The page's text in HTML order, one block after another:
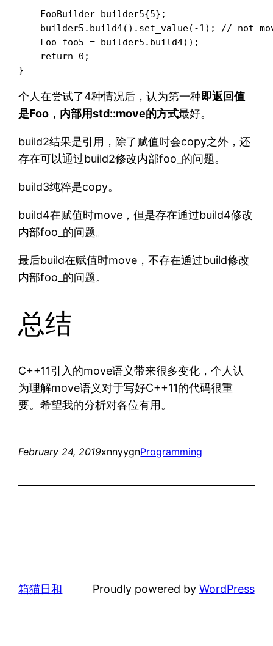
    FooBuilder builder5{5};
builder5.build4().set_value(-1); // not
    Foo foo5 = builder5.build4();
    return 0;
}
个人在尝试了4种情况后，认为第一种即返回值
是Foo，内部用std::move的方式最好。
build2结果是引用，除了赋值时会copy之外，还
存在可以通过build2修改内部foo_的问题。
build3纯粹是copy。
build4在赋值时move，但是存在通过build4修改
内部foo_的问题。
最后build在赋值时move，不存在通过build修改
内部foo_的问题。
总结
C++11引入的move语义带来很多变化，个人认
为理解move语义对于写好C++11的代码很重
要。希望我的分析对各位有用。
February 24, 2019xnnyygnProgramming
箱猫日和 Proudly powered by WordPress